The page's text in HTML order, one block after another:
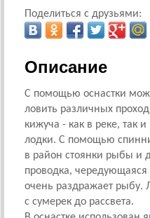
Поделиться с друзьями:
Описание
С помощью оснастки
ловить различных
кижуча - как в реке, так
лодки. С помощью
в район стоянки рыбы и
проводка,
очень раздражает рыбу.
с сумерек до рассвета.